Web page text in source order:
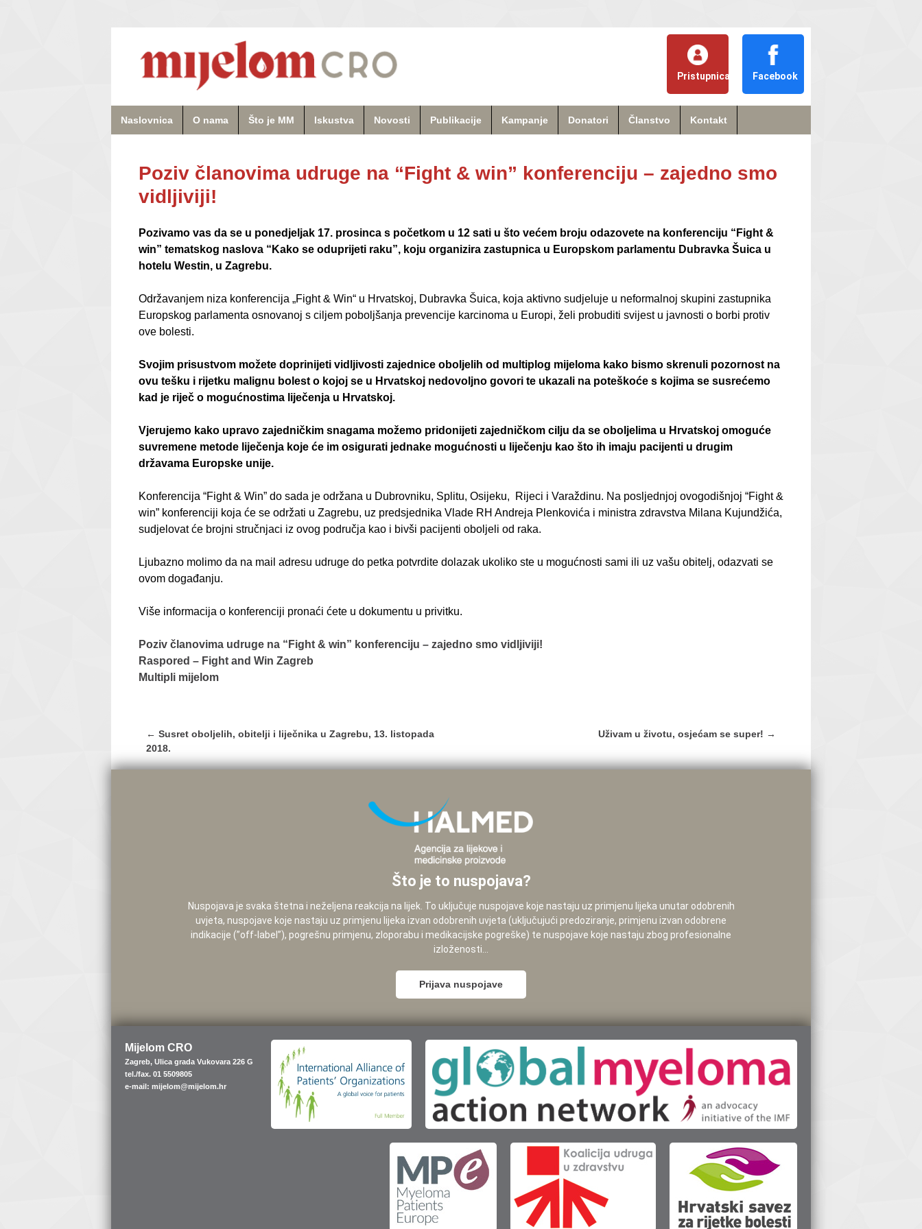
Pristupnica Facebook
Naslovnica O nama Što je MM Iskustva Novosti Publikacije Kampanje Donatori Članstvo Kontakt
Poziv članovima udruge na “Fight & win” konferenciju – zajedno smo
vidljiviji!
Pozivamo vas da se u ponedjeljak 17. prosinca s početkom u 12 sati u što većem broju odazovete na konferenciju “Fight &
win” tematskog naslova “Kako se oduprijeti raku”, koju organizira zastupnica u Europskom parlamentu Dubravka Šuica u
hotelu Westin, u Zagrebu.
Održavanjem niza konferencija „Fight & Win“ u Hrvatskoj, Dubravka Šuica, koja aktivno sudjeluje u neformalnoj skupini zastupnika
Europskog parlamenta osnovanoj s ciljem poboljšanja prevencije karcinoma u Europi, želi probuditi svijest u javnosti o borbi protiv
ove bolesti.
Svojim prisustvom možete doprinijeti vidljivosti zajednice oboljelih od multiplog mijeloma kako bismo skrenuli pozornost na
ovu tešku i rijetku malignu bolest o kojoj se u Hrvatskoj nedovoljno govori te ukazali na poteškoće s kojima se susrećemo
kad je riječ o mogućnostima liječenja u Hrvatskoj.
Vjerujemo kako upravo zajedničkim snagama možemo pridonijeti zajedničkom cilju da se oboljelima u Hrvatskoj omoguće
suvremene metode liječenja koje će im osigurati jednake mogućnosti u liječenju kao što ih imaju pacijenti u drugim
državama Europske unije.
Konferencija “Fight & Win” do sada je održana u Dubrovniku, Splitu, Osijeku, Rijeci i Varaždinu. Na posljednjoj ovogodišnjoj “Fight &
win” konferenciji koja će se održati u Zagrebu, uz predsjednika Vlade RH Andreja Plenkovića i ministra zdravstva Milana Kujundžića,
sudjelovat će brojni stručnjaci iz ovog područja kao i bivši pacijenti oboljeli od raka.
Ljubazno molimo da na mail adresu udruge do petka potvrdite dolazak ukoliko ste u mogućnosti sami ili uz vašu obitelj, odazvati se
ovom događanju.
Više informacija o konferenciji pronaći ćete u dokumentu u privitku.
Poziv članovima udruge na “Fight & win” konferenciju – zajedno smo vidljiviji!
Raspored – Fight and Win Zagreb
Multipli mijelom
Post
navigation
← Susret oboljelih, obitelji i liječnika u Zagrebu, 13. listopada
2018.
Uživam u životu, osjećam se super! →
Što je to nuspojava?
Nuspojava je svaka štetna i neželjena reakcija na lijek. To uključuje nuspojave koje nastaju uz primjenu lijeka unutar odobrenih
uvjeta, nuspojave koje nastaju uz primjenu lijeka izvan odobrenih uvjeta (uključujući predoziranje, primjenu izvan odobrene
indikacije (”off-label”), pogrešnu primjenu, zloporabu i medikacijske pogreške) te nuspojave koje nastaju zbog profesionalne
izloženosti...
Prijava nuspojave
Mijelom CRO
Zagreb, Ulica grada Vukovara 226 G
tel./fax. 01 5509805
e-mail: mijelom@mijelom.hr